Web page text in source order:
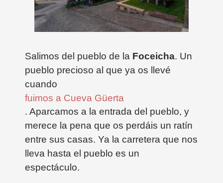
Salimos del pueblo de la Foceicha. Un
pueblo precioso al que ya os llevé
cuando
fuimos a Cueva Güerta
. Aparcamos a la entrada del pueblo, y
merece la pena que os perdáis un ratín
entre sus casas. Ya la carretera que nos
lleva hasta el pueblo es un
espectáculo.